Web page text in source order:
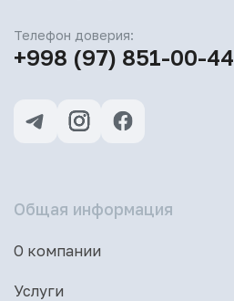
Телефон доверия:
+998 (97) 851-00-44
Общая информация
О компании
Услуги